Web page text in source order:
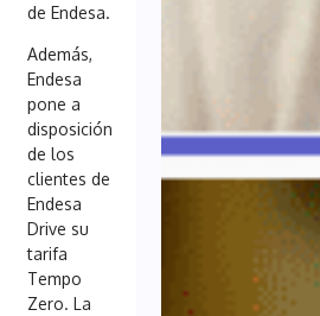
de Endesa.
Además,
Endesa
pone a
disposición
de los
clientes de
Endesa
Drive su
tarifa
Tempo
Zero. La